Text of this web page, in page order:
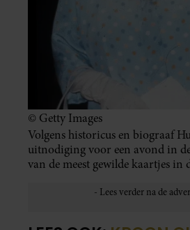
© Getty Images
Volgens historicus en biograaf
uitnodiging voor een avond in
van de meest gewilde kaartjes in